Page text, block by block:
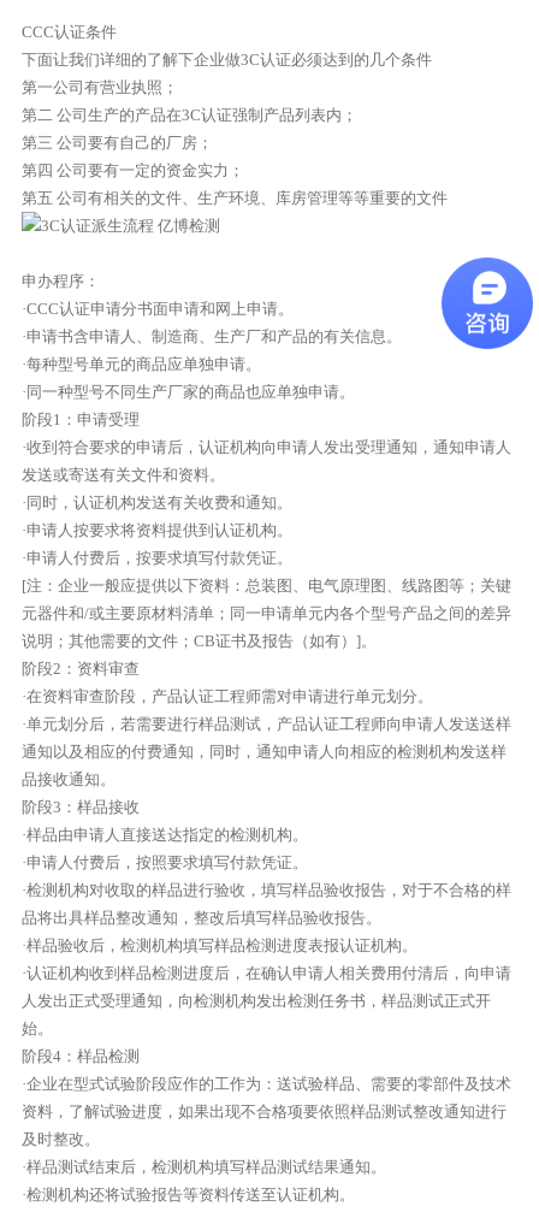
CCC认证条件
下面让我们详细的了解下企业做3C认证必须达到的几个条件
第一公司有营业执照；
第二 公司生产的产品在3C认证强制产品列表内；
第三 公司要有自己的厂房；
第四 公司要有一定的资金实力；
第五 公司有相关的文件、生产环境、库房管理等等重要的文件
申办程序：
·CCC认证申请分书面申请和网上申请。
·申请书含申请人、制造商、生产厂和产品的有关信息。
·每种型号单元的商品应单独申请。
·同一种型号不同生产厂家的商品也应单独申请。
阶段1：申请受理
·收到符合要求的申请后，认证机构向申请人发出受理通知，通知申请人
发送或寄送有关文件和资料。
·同时，认证机构发送有关收费和通知。
·申请人按要求将资料提供到认证机构。
·申请人付费后，按要求填写付款凭证。
[注：企业一般应提供以下资料：总装图、电气原理图、线路图等；关键
元器件和/或主要原材料清单；同一申请单元内各个型号产品之间的差异
说明；其他需要的文件；CB证书及报告（如有）]。
阶段2：资料审查
·在资料审查阶段，产品认证工程师需对申请进行单元划分。
·单元划分后，若需要进行样品测试，产品认证工程师向申请人发送送样
通知以及相应的付费通知，同时，通知申请人向相应的检测机构发送样
品接收通知。
阶段3：样品接收
·样品由申请人直接送达指定的检测机构。
·申请人付费后，按照要求填写付款凭证。
·检测机构对收取的样品进行验收，填写样品验收报告，对于不合格的样
品将出具样品整改通知，整改后填写样品验收报告。
·样品验收后，检测机构填写样品检测进度表报认证机构。
·认证机构收到样品检测进度后，在确认申请人相关费用付清后，向申请
人发出正式受理通知，向检测机构发出检测任务书，样品测试正式开
始。
阶段4：样品检测
·企业在型式试验阶段应作的工作为：送试验样品、需要的零部件及技术
资料，了解试验进度，如果出现不合格项要依照样品测试整改通知进行
及时整改。
·样品测试结束后，检测机构填写样品测试结果通知。
·检测机构还将试验报告等资料传送至认证机构。